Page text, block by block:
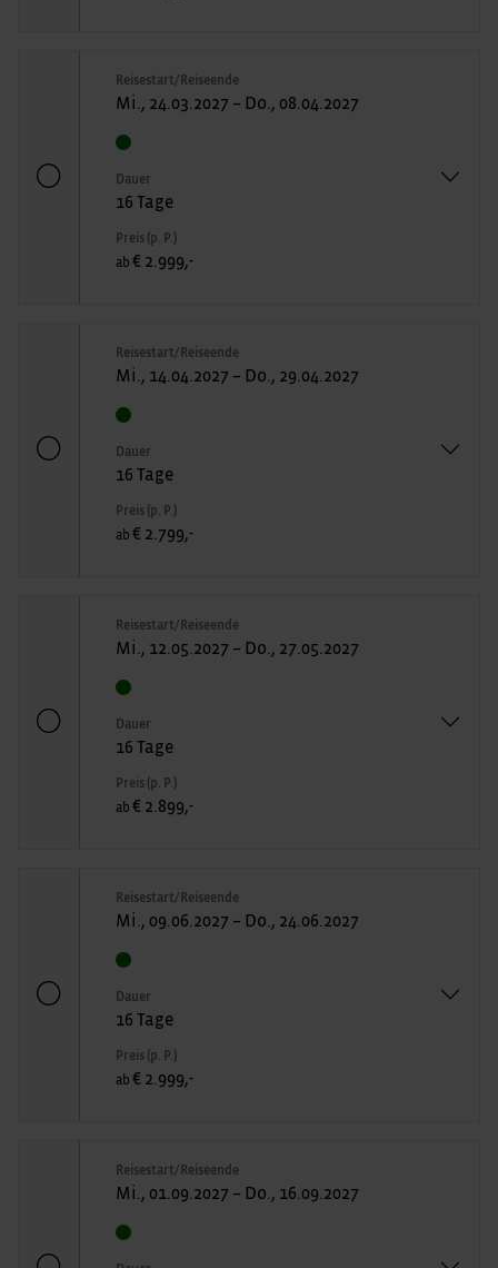
Reisestart/Reiseende
Mi., 24.03.2027 – Do., 08.04.2027
Dauer
16 Tage
Preis (p. P.)
ab € 2.999,-
Reisestart/Reiseende
Mi., 14.04.2027 – Do., 29.04.2027
Dauer
16 Tage
Preis (p. P.)
ab € 2.799,-
Reisestart/Reiseende
Mi., 12.05.2027 – Do., 27.05.2027
Dauer
16 Tage
Preis (p. P.)
ab € 2.899,-
Reisestart/Reiseende
Mi., 09.06.2027 – Do., 24.06.2027
Dauer
16 Tage
Preis (p. P.)
ab € 2.999,-
Reisestart/Reiseende
Mi., 01.09.2027 – Do., 16.09.2027